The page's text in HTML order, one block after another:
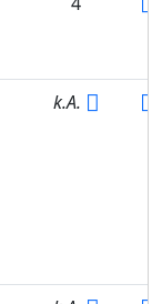
k.A.